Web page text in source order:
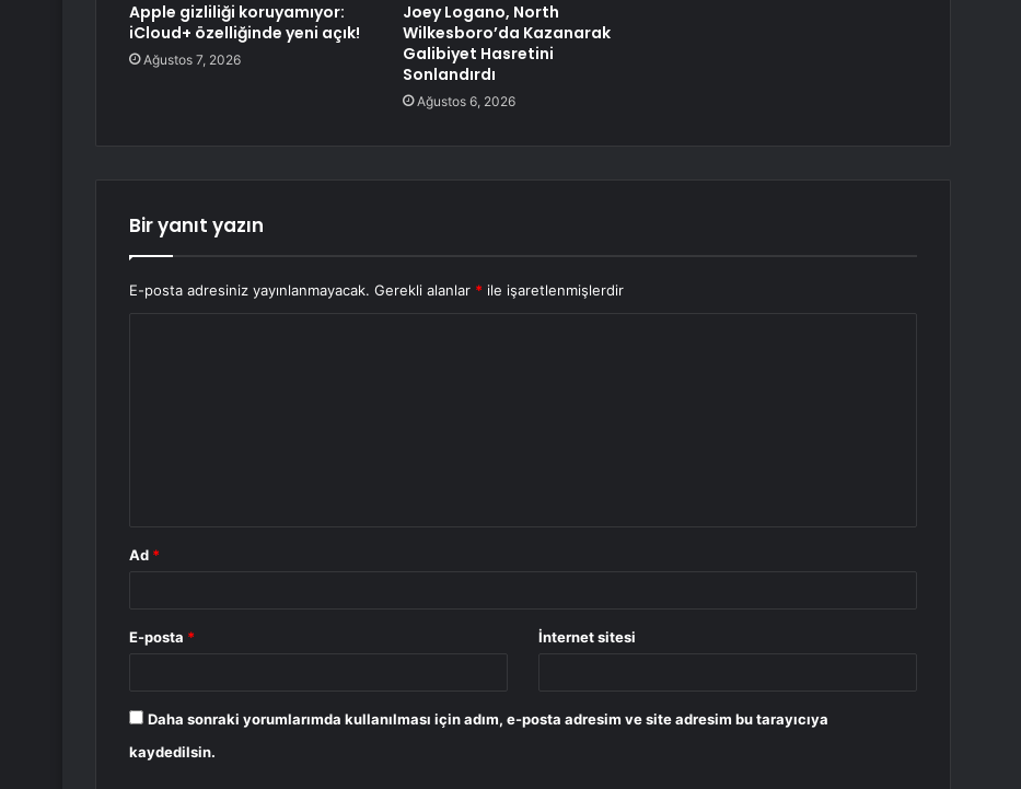
Apple gizliliği koruyamıyor:
iCloud+ özelliğinde yeni açık!
Ağustos 7, 2026
Joey Logano, North
Wilkesboro’da Kazanarak
Galibiyet Hasretini
Sonlandırdı
Ağustos 6, 2026
Bir yanıt yazın
E-posta adresiniz yayınlanmayacak. Gerekli alanlar * ile işaretlenmişlerdir
Ad *
E-posta * İnternet sitesi
Daha sonraki yorumlarımda kullanılması için adım, e-posta adresim ve site adresim bu tarayıcıya
kaydedilsin.